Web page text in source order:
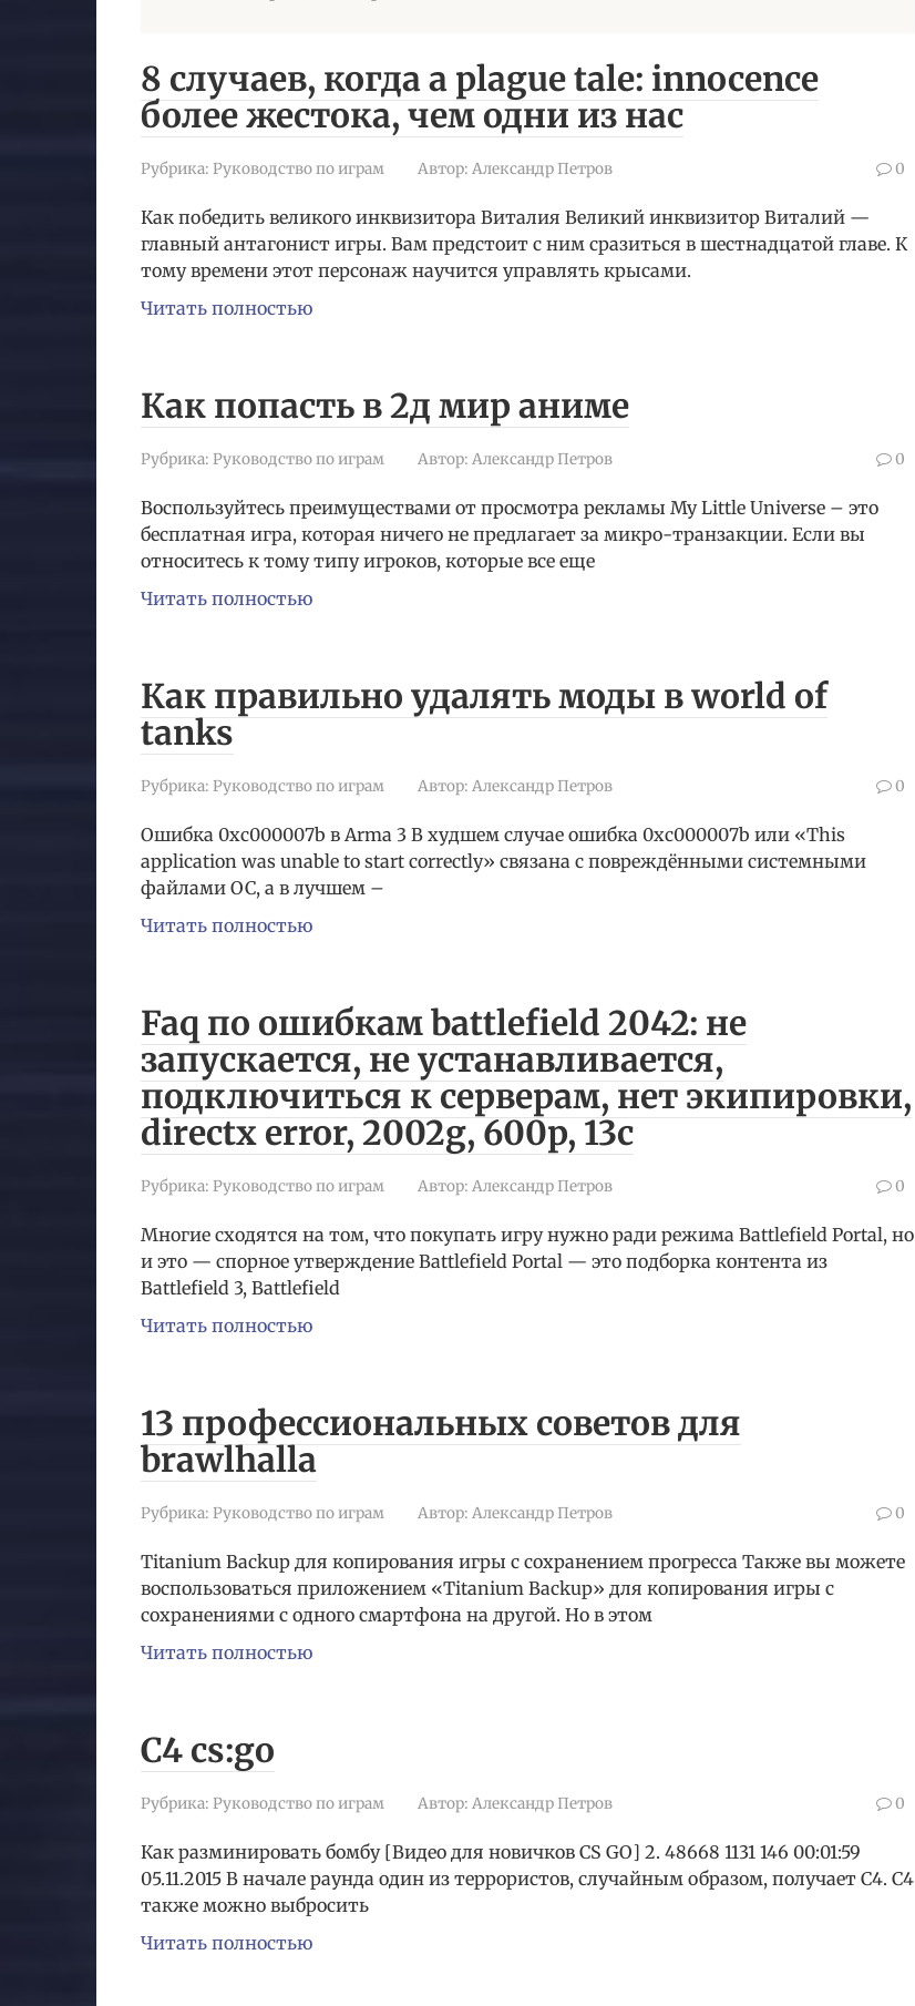
8 случаев, когда a plague tale: innocence
более жестока, чем одни из нас
Рубрика: Руководство по играм Автор: Александр Петров 0
Как победить великого инквизитора Виталия Великий инквизитор Виталий —
главный антагонист игры. Вам предстоит с ним сразиться в шестнадцатой главе. К
тому времени этот персонаж научится управлять крысами.
Читать полностью
Как попасть в 2д мир аниме
Рубрика: Руководство по играм Автор: Александр Петров 0
Воспользуйтесь преимуществами от просмотра рекламы My Little Universe – это
бесплатная игра, которая ничего не предлагает за микро-транзакции. Если вы
относитесь к тому типу игроков, которые все еще
Читать полностью
Как правильно удалять моды в world of
tanks
Рубрика: Руководство по играм Автор: Александр Петров 0
Ошибка 0xc000007b в Arma 3 В худшем случае ошибка 0xc000007b или «This
application was unable to start correctly» связана с повреждёнными системными
файлами ОС, а в лучшем –
Читать полностью
Faq по ошибкам battlefield 2042: не
запускается, не устанавливается,
подключиться к серверам, нет экипировки,
directx error, 2002g, 600p, 13c
Рубрика: Руководство по играм Автор: Александр Петров 0
Многие сходятся на том, что покупать игру нужно ради режима Battlefield Portal, но
и это — спорное утверждение Battlefield Portal — это подборка контента из
Battlefield 3, Battlefield
Читать полностью
13 профессиональных советов для
brawlhalla
Рубрика: Руководство по играм Автор: Александр Петров 0
Titanium Backup для копирования игры с сохранением прогресса Также вы можете
воспользоваться приложением «Titanium Backup» для копирования игры с
сохранениями с одного смартфона на другой. Но в этом
Читать полностью
C4 cs:go
Рубрика: Руководство по играм Автор: Александр Петров 0
Как разминировать бомбу [Видео для новичков CS GO] 2. 48668 1131 146 00:01:59
05.11.2015 В начале раунда один из террористов, случайным образом, получает C4. C4
также можно выбросить
Читать полностью